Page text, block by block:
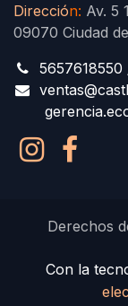
Dirección: Av. 5
09070 Ciudad
Derechos
Con la